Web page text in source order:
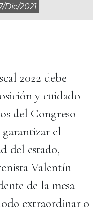
dic/2021
2022 debe
y cuidado
del Congreso
garantizar el
del estado,
Valentín
de la mesa
extraordinario